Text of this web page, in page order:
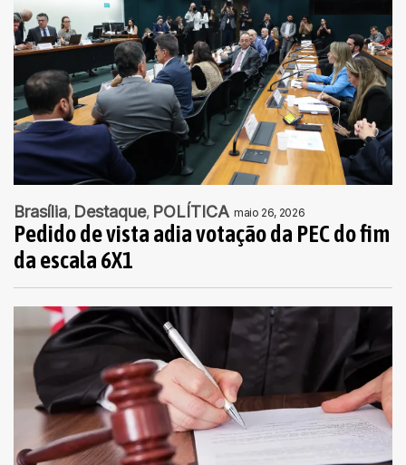
Brasília Destaque POLÍTICA maio 26, 2026
Pedido de vista adia votação da PEC do fim
da escala 6X1